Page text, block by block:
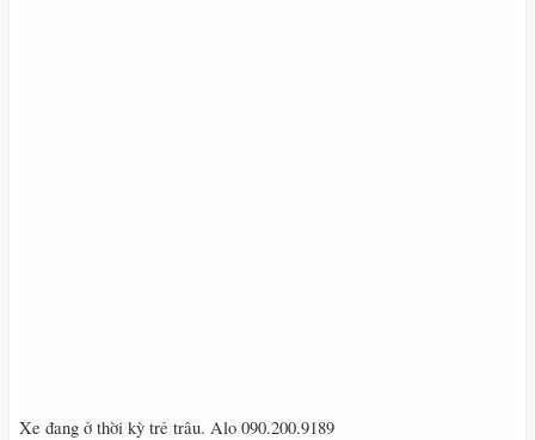
Xe đang ở thời kỳ trẻ trâu. Alo 090.200.9189